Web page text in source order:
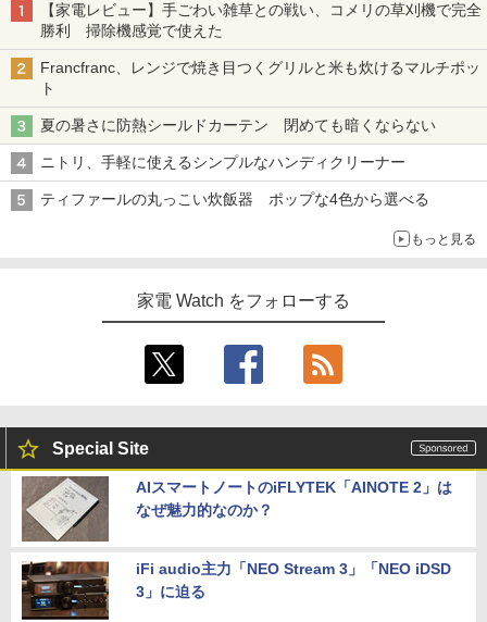
【家電レビュー】手ごわい雑草との戦い、コメリの草刈機で完全
勝利 掃除機感覚で使えた
Francfranc、レンジで焼き目つくグリルと米も炊けるマルチポッ
ト
夏の暑さに防熱シールドカーテン 閉めても暗くならない
ニトリ、手軽に使えるシンプルなハンディクリーナー
ティファールの丸っこい炊飯器 ポップな4色から選べる
もっと見る
家電 Watch をフォローする
Special Site
AIスマートノートのiFLYTEK「AINOTE 2」は
なぜ魅力的なのか？
iFi audio主力「NEO Stream 3」「NEO iDSD
3」に迫る